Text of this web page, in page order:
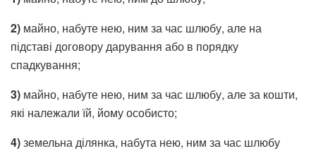
2) майно, набуте нею, ним за час шлюбу, але на
підставі договору дарування або в порядку
спадкування;
3) майно, набуте нею, ним за час шлюбу, але за кошти,
які належали їй, йому особисто;
4)земельна ділянка, набута нею, ним за час шлюбу